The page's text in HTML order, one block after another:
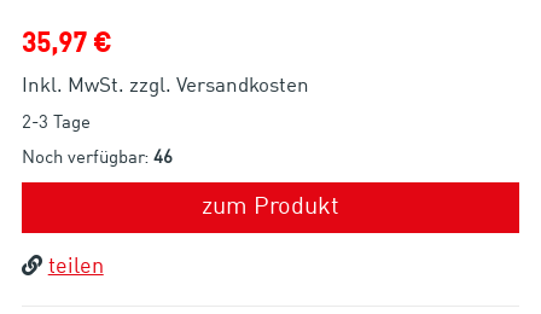
35,97 €
Inkl. MwSt. zzgl. Versandkosten
2-3 Tage
Noch verfügbar: 46
zum Produkt
teilen